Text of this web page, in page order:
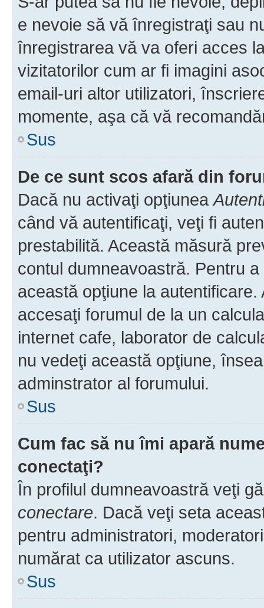
e nevoie să vă înregistraţi sau
înregistrarea vă va oferi acces
vizitatorilor cum ar fi imagini
email-uri altor utilizatori,
momente, aşa că vă
Sus
De ce sunt scos afară din
Dacă nu activaţi opţiunea
când vă autentificaţi, veţi fi
prestabilită. Această măsură
contul dumneavoastră. Pentru
această opţiune la
accesaţi forumul de la un
internet cafe, laborator de
nu vedeţi această opţiune,
adminstrator al forumului.
Sus
Cum fac să nu îmi apară
conectaţi?
În profilul dumneavoastră veţi
conectare. Dacă veţi seta
pentru administratori,
numărat ca utilizator ascuns.
Sus